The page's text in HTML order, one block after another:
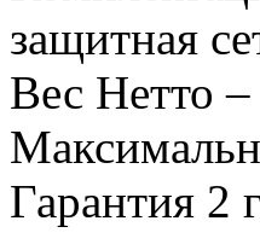
защитная
Вес Нетто –
Гарантия 2